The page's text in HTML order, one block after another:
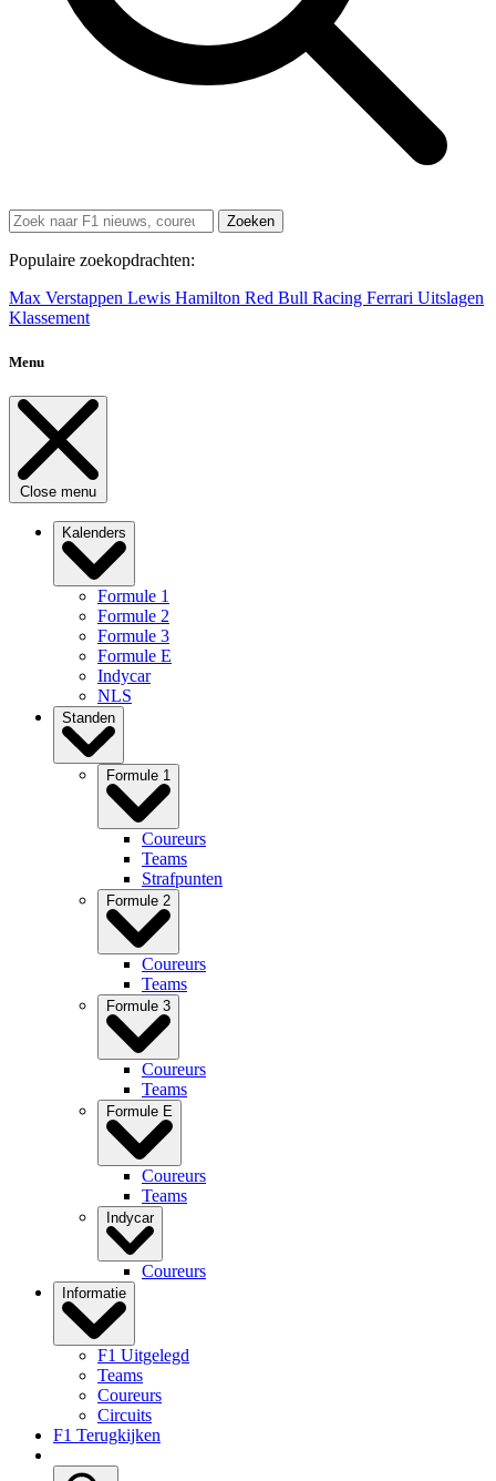
Zoeken
Populaire zoekopdrachten:
Max Verstappen Lewis Hamilton Red Bull Racing Ferrari Uitslagen
Klassement
Menu
Close menu
Kalenders
Formule 1
Formule 2
Formule 3
Formule E
Indycar
NLS
Standen
Formule 1
Coureurs
Teams
Strafpunten
Formule 2
Coureurs
Teams
Formule 3
Coureurs
Teams
Formule E
Coureurs
Teams
Indycar
Coureurs
Informatie
F1 Uitgelegd
Teams
Coureurs
Circuits
F1 Terugkijken